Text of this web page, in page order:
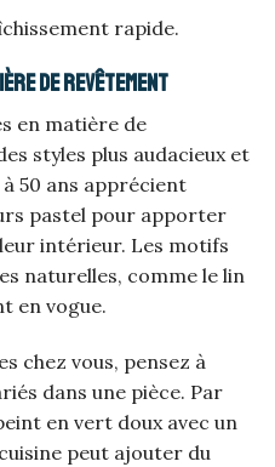
rapide.
de revêtement
en matière de
styles plus audacieux et
50 ans apprécient
pastel pour apporter
intérieur. Les motifs
naturelles, comme le lin
en vogue.
chez vous, pensez à
dans une pièce. Par
en vert doux avec un
peut ajouter du